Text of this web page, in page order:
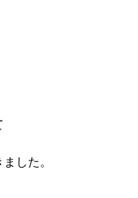
した。